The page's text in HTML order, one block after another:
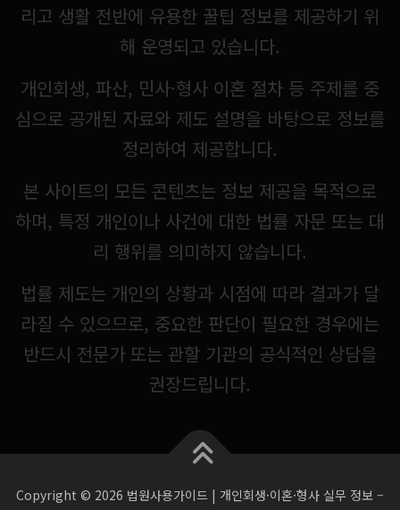
리고 생활 전반에 유용한 꿀팁 정보를 제공하기 위
해 운영되고 있습니다.
개인회생, 파산, 민사·형사 이혼 절차 등 주제를 중
심으로 공개된 자료와 제도 설명을 바탕으로 정보를
정리하여 제공합니다.
본 사이트의 모든 콘텐츠는 정보 제공을 목적으로
하며, 특정 개인이나 사건에 대한 법률 자문 또는 대
리 행위를 의미하지 않습니다.
법률 제도는 개인의 상황과 시점에 따라 결과가 달
라질 수 있으므로, 중요한 판단이 필요한 경우에는
반드시 전문가 또는 관할 기관의 공식적인 상담을
권장드립니다.
Copyright © 2026 법원사용가이드 | 개인회생·이혼·형사 실무 정보 –